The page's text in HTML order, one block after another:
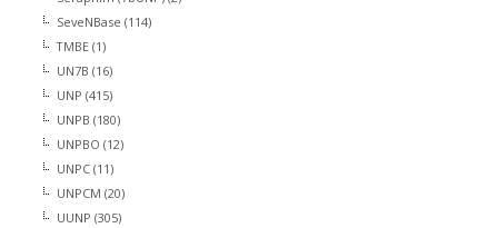
SeveNBase (114)
TMBE (1)
UN7B (16)
UNP (415)
UNPB (180)
UNPBO (12)
UNPC (11)
UNPCM (20)
UUNP (305)